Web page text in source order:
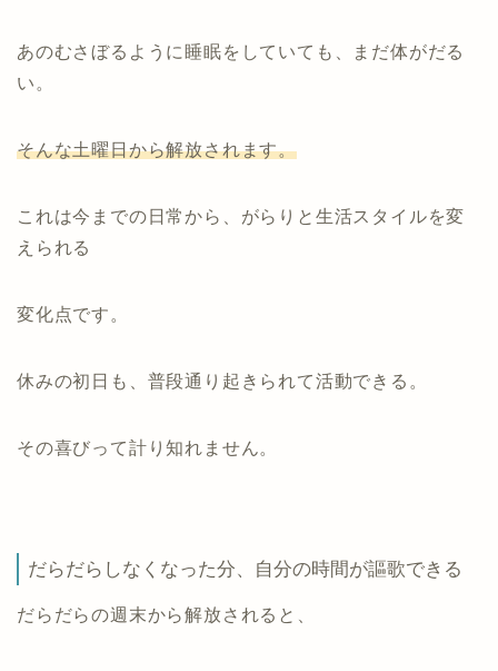
あのむさぼるように睡眠をしていても、まだ体がだる
い。
そんな土曜日から解放されます。
これは今までの日常から、がらりと生活スタイルを変
えられる
変化点です。
休みの初日も、普段通り起きられて活動できる。
その喜びって計り知れません。
だらだらしなくなった分、自分の時間が謳歌できる
だらだらの週末から解放されると、